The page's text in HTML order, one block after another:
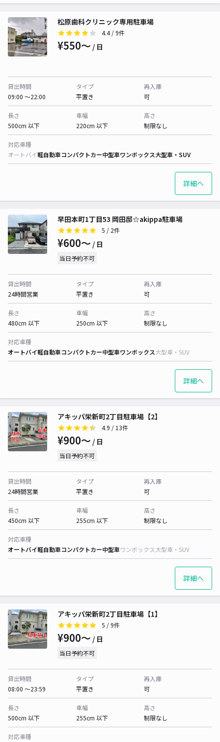
松原歯科クリニック専用駐車場
4.4/ 9件
¥550〜 / 日
貸出時間
09:00 〜22:00
タイプ
平置き
再入庫
可
長さ
500cm 以下
車幅
220cm 以下
高さ
制限なし
対応車種
オートバイ軽自動車コンパクトカー中型車ワンボックス大型車・SUV
詳細へ
早田本町1丁目53 岡田邸☆akippa駐車場
5 / 2件
¥600〜 / 日
当日予約不可
貸出時間
24時間営業
タイプ
平置き
再入庫
可
長さ
480cm 以下
車幅
250cm 以下
高さ
制限なし
対応車種
オートバイ軽自動車コンパクトカー中型車ワンボックス大型車・SUV
詳細へ
アキッパ栄新町2丁目駐車場【2】
4.9 / 13件
¥900〜 / 日
当日予約不可
貸出時間
24時間営業
タイプ
平置き
再入庫
可
長さ
450cm 以下
車幅
255cm 以下
高さ
制限なし
対応車種
オートバイ軽自動車コンパクトカー中型車ワンボックス大型車・SUV
詳細へ
アキッパ栄新町2丁目駐車場【1】
5 / 9件
¥900〜 / 日
当日予約不可
貸出時間
08:00 〜23:59
タイプ
平置き
再入庫
可
長さ
500cm 以下
車幅
255cm 以下
高さ
制限なし
対応車種